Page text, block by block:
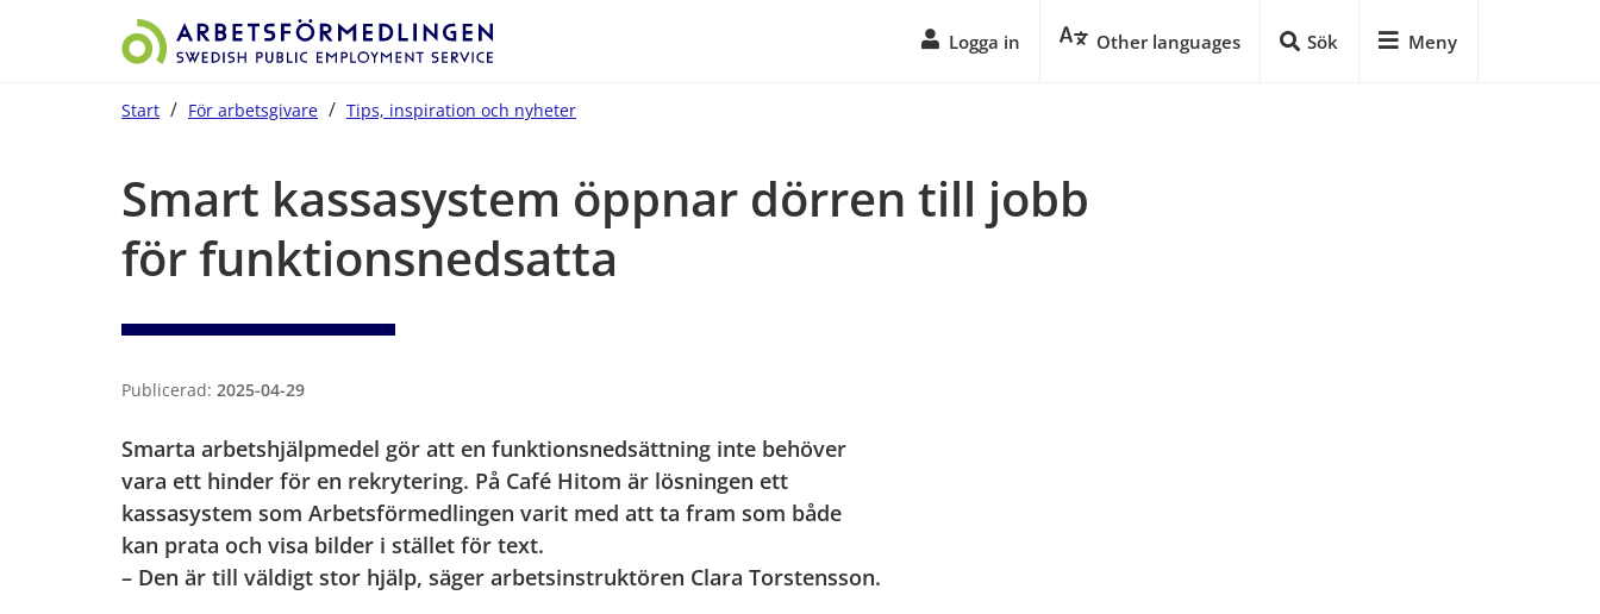
Logga in Other languages Sök Meny
Start / För arbetsgivare / Tips, inspiration och nyheter
Smart kassasystem öppnar dörren till jobb
för funktionsnedsatta
Publicerad: 2025-04-29
Smarta arbetshjälpmedel gör att en funktionsnedsättning inte behöver
vara ett hinder för en rekrytering. På Café Hitom är lösningen ett
kassasystem som Arbetsförmedlingen varit med att ta fram som både
kan prata och visa bilder i stället för text.
– Den är till väldigt stor hjälp, säger arbetsinstruktören Clara Torstensson.